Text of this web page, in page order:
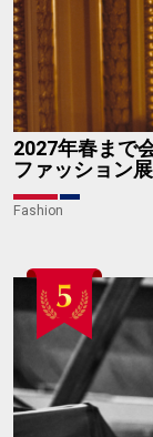
2027年春まで
ファッション
Fashion